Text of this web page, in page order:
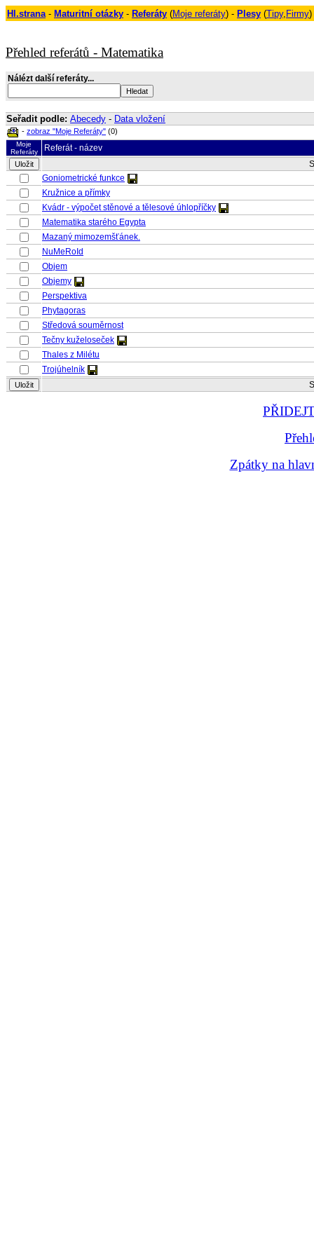
Hl.strana- Maturitní otázky - Referáty (Moje referáty) - Plesy (Tipy, Firmy
Přehled referátů - Matematika
Nálézt další referáty...
Seřadit podle: Abecedy - Data vložení
- zobraz "Moje Referáty" (0)
Moje
Referáty
Referát - název
Goniometrické funkce
Kružnice a přímky
Kvádr - výpočet stěnové a tělesové úhlopříčky
Matematika starého Egypta
Mazaný mimozemšťánek.
NuMeRoId
Objem
Objemy
Perspektiva
Phytagoras
Středová souměrnost
Tečny kuželoseček
Thales z Milétu
Trojúhelník
Zpátky na